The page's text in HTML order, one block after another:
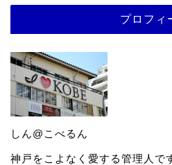
プロフィ
しん@こべるん
神戸をこよなく愛する管理人で